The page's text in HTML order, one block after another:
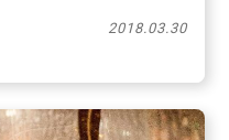
2018.03.30